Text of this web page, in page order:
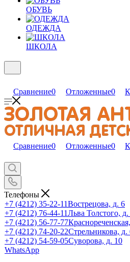
ОБУВЬ
ОДЕЖДА
ШКОЛА
Сравнение0 Отложенные0
Сравнение0 Отложенные0
Телефоны
+7 (4212) 35-22-11Вострецова, д. 6
+7 (4212) 76-44-11Льва Толстого, д.
+7 (4212) 56-77-77
+7 (4212) 74-20-22Стрельникова, д.
+7 (4212) 54-59-05Суворова, д. 10
WhatsApp